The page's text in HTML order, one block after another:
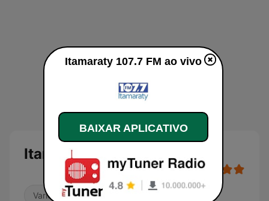
Itamaraty 107.7 FM
Variedade
Itamaraty 107.7 FM ao vivo
BAIXAR APLICATIVO